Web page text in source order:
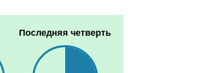
Последняя четверть